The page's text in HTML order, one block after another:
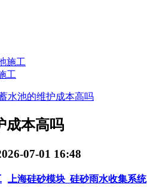
水池的维护成本高吗
成本高吗
07-01 16:48
上海硅砂模块_硅砂雨水收集系统